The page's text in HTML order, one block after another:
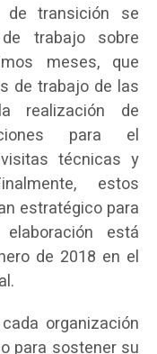
de transición se
trabajo sobre
meses, que
de trabajo de las
realización de
para el
técnicas y
estos
estratégico para
está
de 2018 en el
organización
para sostener su